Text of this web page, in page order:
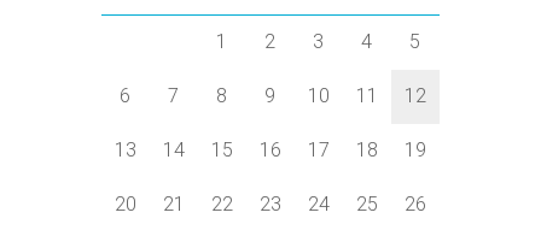
1 2 3 4 5
6 7 8 9 10 11 12
13 14 15 16 17 18 19
20 21 22 23 24 25 26